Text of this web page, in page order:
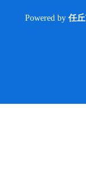
Powered by 任